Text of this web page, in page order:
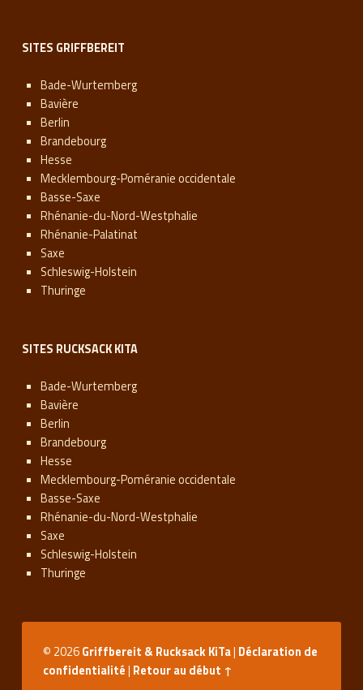
SITES GRIFFBEREIT
Bade-Wurtemberg
Bavière
Berlin
Brandebourg
Hesse
Mecklembourg-Poméranie occidentale
Basse-Saxe
Rhénanie-du-Nord-Westphalie
Rhénanie-Palatinat
Saxe
Schleswig-Holstein
Thuringe
SITES RUCKSACK KITA
Bade-Wurtemberg
Bavière
Berlin
Brandebourg
Hesse
Mecklembourg-Poméranie occidentale
Basse-Saxe
Rhénanie-du-Nord-Westphalie
Saxe
Schleswig-Holstein
Thuringe
© 2026Griffbereit & Rucksack KiTa| Déclaration de
confidentialité| Retour au début ↑